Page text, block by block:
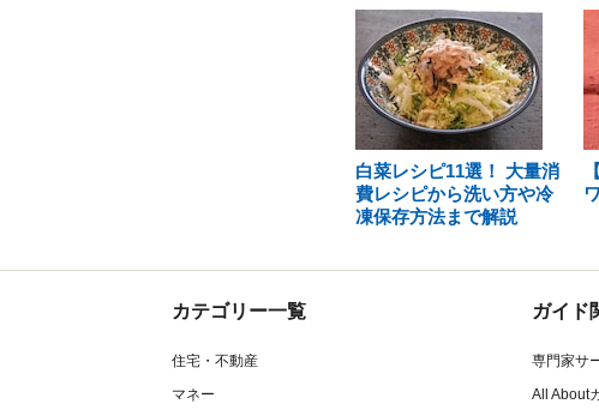
白菜レシピ11選！ 大量消
費レシピから洗い方や冷
凍保存方法まで解説
カテゴリー一覧
住宅・不動産
マネー
ガイド
専門家サ
All About